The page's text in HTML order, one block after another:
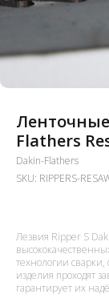
Flathers
Dakin-Flathers
SKU: RIPPERS-
Лезвия Ripper S
технологии
изделия проходят
гарантирует их